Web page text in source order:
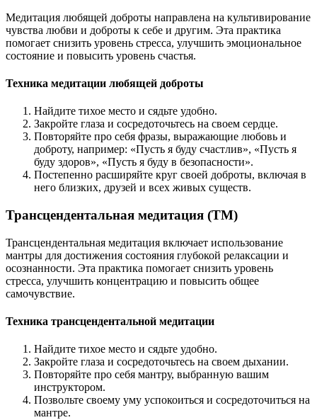
Медитация любящей доброты направлена на культивирование
чувства любви и доброты к себе и другим. Эта практика
помогает снизить уровень стресса, улучшить эмоциональное
состояние и повысить уровень счастья.
Техника медитации любящей доброты
Найдите тихое место и сядьте удобно.
Закройте глаза и сосредоточьтесь на своем сердце.
Повторяйте про себя фразы, выражающие любовь и
доброту, например: «Пусть я буду счастлив», «Пусть я
буду здоров», «Пусть я буду в безопасности».
Постепенно расширяйте круг своей доброты, включая в
него близких, друзей и всех живых существ.
Трансцендентальная медитация (TM)
Трансцендентальная медитация включает использование
мантры для достижения состояния глубокой релаксации и
осознанности. Эта практика помогает снизить уровень
стресса, улучшить концентрацию и повысить общее
самочувствие.
Техника трансцендентальной медитации
Найдите тихое место и сядьте удобно.
Закройте глаза и сосредоточьтесь на своем дыхании.
Повторяйте про себя мантру, выбранную вашим
инструктором.
Позвольте своему уму успокоиться и сосредоточиться на
мантре.